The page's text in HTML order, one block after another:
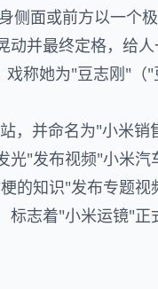
侧面或前方以一个
动并最终定格，给人
戏称她为"豆志刚"（"
，并命名为"小米销
光"发布视频"小米汽
的知识"发布专题视
标志着"小米运镜"正